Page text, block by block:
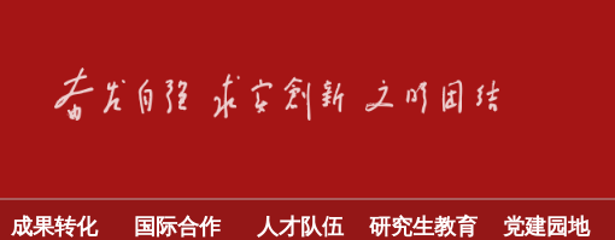
成果转化 国际合作 人才队伍 研究生教育 党建园地